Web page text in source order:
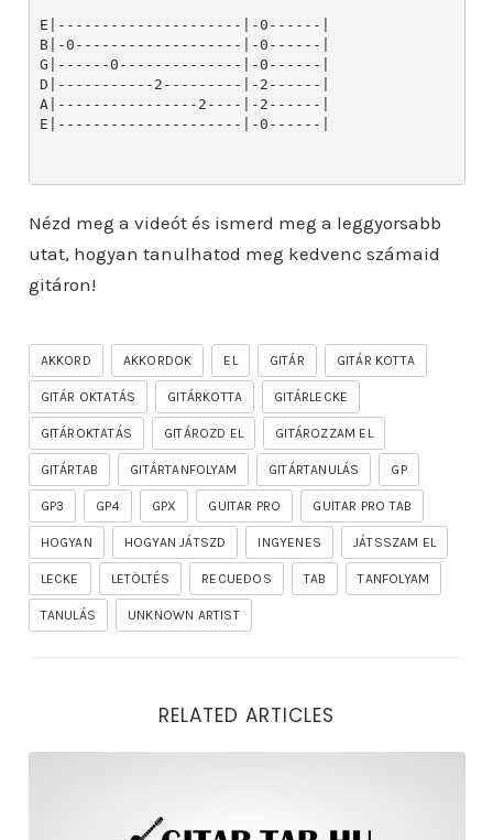
E|---------------------|-0------|
B|-0-------------------|-0------|
G|------0--------------|-0------|
D|-----------2---------|-2------|
A|----------------2----|-2------|
E|---------------------|-0------|
Nézd meg a videót és ismerd meg a leggyorsabb
utat, hogyan tanulhatod meg kedvenc számaid
gitáron!
AKKORD AKKORDOK EL GITÁR GITÁR KOTTA
GITÁR OKTATÁS GITÁRKOTTA GITÁRLECKE
GITÁROKTATÁS GITÁROZD EL GITÁROZZAM EL
GITÁRTAB GITÁRTANFOLYAM GITÁRTANULÁS GP
GP3 GP4 GPX GUITAR PRO GUITAR PRO TAB
HOGYAN HOGYAN JÁTSZD INGYENES JÁTSSZAM EL
LECKE LETÖLTÉS RECUEDOS TAB TANFOLYAM
TANULÁS UNKNOWN ARTIST
RELATED ARTICLES